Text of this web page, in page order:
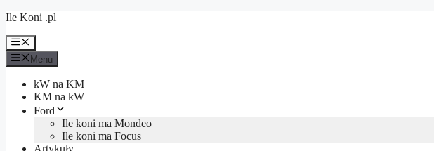
Przejdź
treści
Ile Koni .pl
Menu
Menu
kW na KM
KM na kW
Ford
Ile koni ma Mondeo
Ile koni ma Focus
Artykuły